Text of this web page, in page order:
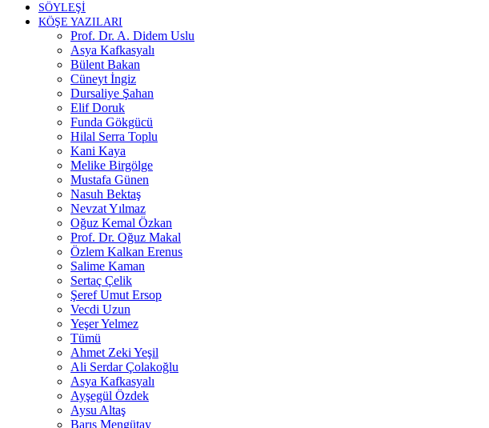
SÖYLEŞİ
KÖŞE YAZILARI
Prof. Dr. A. Didem Uslu
Asya Kafkasyalı
Bülent Bakan
Cüneyt İngiz
Dursaliye Şahan
Elif Doruk
Funda Gökgücü
Hilal Serra Toplu
Kani Kaya
Melike Birgölge
Mustafa Günen
Nasuh Bektaş
Nevzat Yılmaz
Oğuz Kemal Özkan
Prof. Dr. Oğuz Makal
Özlem Kalkan Erenus
Salime Kaman
Sertaç Çelik
Şeref Umut Ersop
Vecdi Uzun
Yeşer Yelmez
Tümü
Ahmet Zeki Yeşil
Ali Serdar Çolakoğlu
Asya Kafkasyalı
Ayşegül Özdek
Aysu Altaş
Barış Mengütay